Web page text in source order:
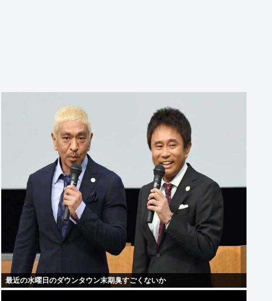
最近の水曜日のダウンタウン末期臭すごくないか